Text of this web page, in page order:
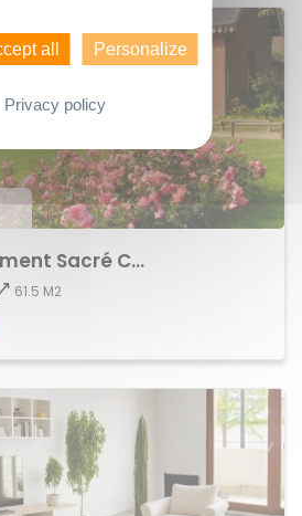
Achat Appartement Sacré Coeurs
61.5 M2
all Personalize
Privacy policy